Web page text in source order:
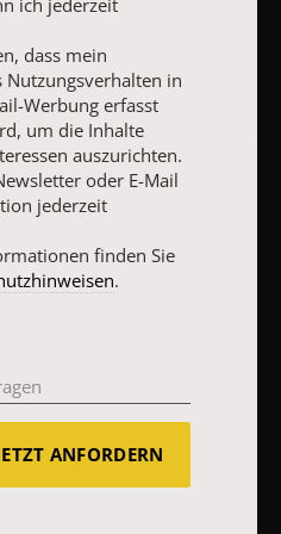
Datenschutz Barrierefreiheit
ich jederzeit
dass mein
Nutzungsverhalten in
Werbung erfasst
um die Inhalte
auszurichten.
oder E-Mail
jederzeit
finden Sie
.
ANFORDERN